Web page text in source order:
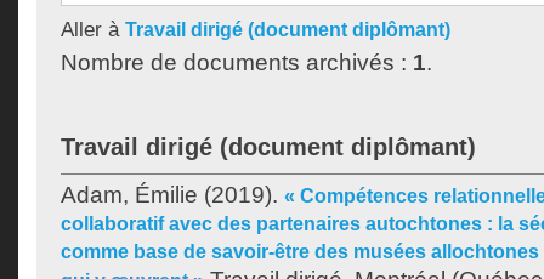
Aller à Travail dirigé (document diplômant)
Nombre de documents archivés : 1.
Travail dirigé (document diplômant)
Adam, Émilie (2019). « Compétences
collaboratif avec des partenaires autochtones : la
comme base de savoir-être des musées